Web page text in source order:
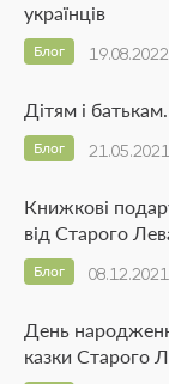
українців
19.08.2022
Блог
Дітям і
21.05.2021
Блог
Книжкові
від Старого
08.12.2021
Блог
День
казки Старого